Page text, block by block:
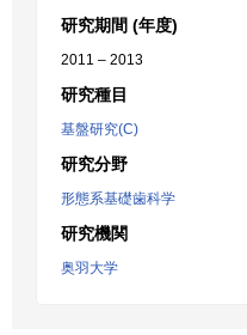
研究期間 (年度)
2011 – 2013
研究種目
基盤研究(C)
研究分野
形態系基礎歯科学
研究機関
奥羽大学